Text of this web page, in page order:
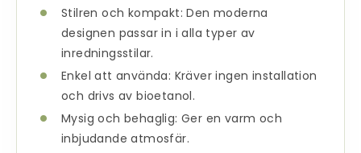
Stilren och kompakt: Den moderna
designen passar in i alla typer av
inredningsstilar.
Enkel att använda: Kräver ingen installation
och drivs av bioetanol.
Mysig och behaglig: Ger en varm och
inbjudande atmosfär.